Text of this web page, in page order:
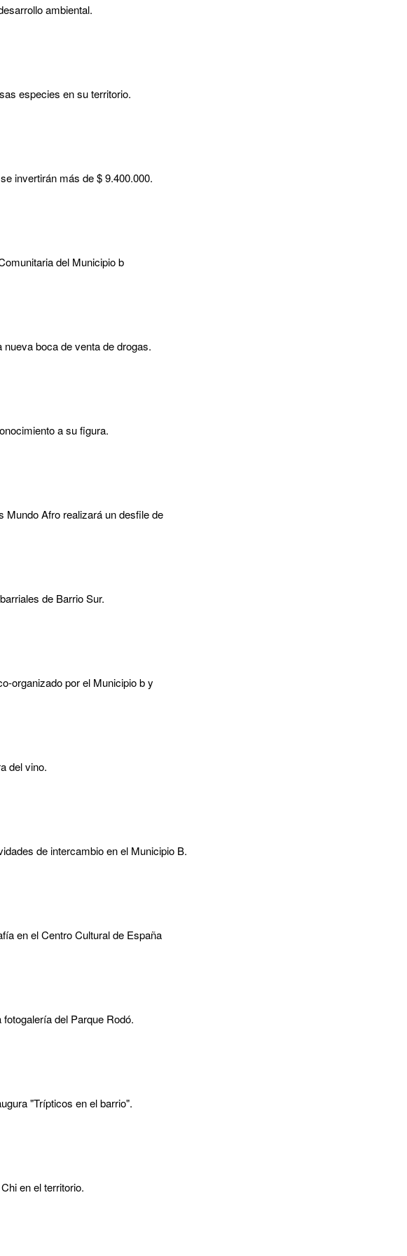
ambiental.
especies en su territorio.
invertirán más de $ 9.400.000.
del Municipio b
boca de venta de drogas.
a su figura.
Mundo Afro realizará un desfile de
de Barrio Sur.
organizado por el Municipio b y
del vino.
de intercambio en el Municipio B.
en el Centro Cultural de España
del Parque Rodó.
"Trípticos en el barrio".
en el territorio.